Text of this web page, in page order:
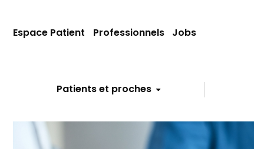
Patients et proches
Espace Patient Professionnels Jobs